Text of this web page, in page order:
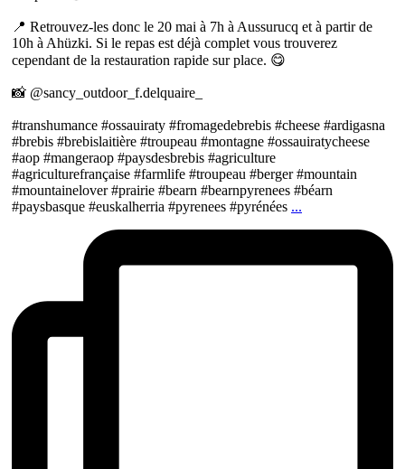
📍 Retrouvez-les donc le 20 mai à 7h à Aussurucq et à partir de
10h à Ahüzki. Si le repas est déjà complet vous trouverez
cependant de la restauration rapide sur place. 😋
📸 @sancy_outdoor_f.delquaire_
#transhumance #ossauiraty #fromagedebrebis #cheese #ardigasna
#brebis #brebislaitière #troupeau #montagne #ossauiratycheese
#aop #mangeraop #paysdesbrebis #agriculture
#agriculturefrançaise #farmlife #troupeau #berger #mountain
#mountainelover #prairie #bearn #bearnpyrenees #béarn
#paysbasque #euskalherria #pyrenees #pyrénées ...